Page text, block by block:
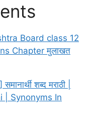
Board class 12
Chapter मुलाखत
शब्द मराठी |
| Synonyms In